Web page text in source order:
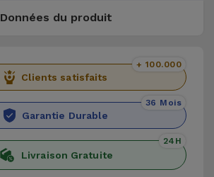
Données du produit
Clients satisfaits
+ 100.000
Garantie Durable
36 Mois
Livraison Gratuite
24H